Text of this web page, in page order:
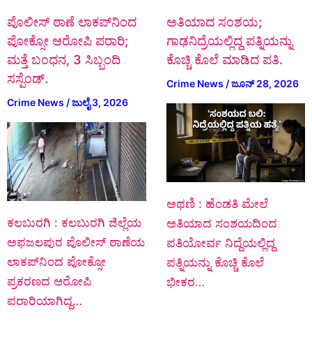
ಪೊಲೀಸ್ ಠಾಣೆ ಲಾಕಪ್‌ನಿಂದ
ಪೋಕ್ಸೋ ಆರೋಪಿ ಪರಾರಿ;
ಮತ್ತೆ ಬಂಧನ, 3 ಸಿಬ್ಬಂದಿ
ಸಸ್ಪೆಂಡ್.
Crime News /ಜುಲೈ 3, 2026
ಕಲಬುರಗಿ : ಕಲಬುರಗಿ ಜಿಲ್ಲೆಯ
ಅಫಜಲಪುರ ಪೊಲೀಸ್ ಠಾಣೆಯ
ಲಾಕಪ್‌ನಿಂದ ಪೋಕ್ಸೋ
ಪ್ರಕರಣದ ಆರೋಪಿ
ಪರಾರಿಯಾಗಿದ್ದ…
ಅತಿಯಾದ ಸಂಶಯ;
ಗಾಢನಿದ್ರೆಯಲ್ಲಿದ್ದ ಪತ್ನಿಯನ್ನು
ಕೊಚ್ಚಿ ಕೊಲೆ ಮಾಡಿದ ಪತಿ.
Crime News /ಜೂನ್ 28, 2026
ಅಥಣಿ : ಹೆಂಡತಿ ಮೇಲೆ
ಅತಿಯಾದ ಸಂಶಯದಿಂದ
ಪತಿಯೋರ್ವ ನಿದ್ದೆಯಲ್ಲಿದ್ದ
ಪತ್ನಿಯನ್ನು ಕೊಚ್ಚಿ ಕೊಲೆ
ಭೀಕರ…